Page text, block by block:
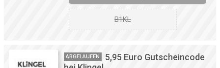
B1KL
ABGELAUFEN
5,95 Euro Gutscheincode